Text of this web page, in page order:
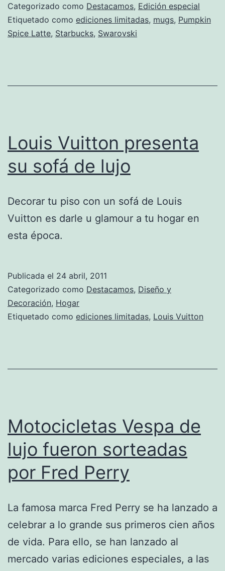
Categorizado como Destacamos, Edición especial
Etiquetado como ediciones limitadas, mugs, Pumpkin
Spice Latte, Starbucks, Swarovski
Louis Vuitton presenta
su sofá de lujo
Decorar tu piso con un sofá de Louis
Vuitton es darle u glamour a tu hogar en
esta época.
Publicada el 24 abril, 2011
Categorizado como Destacamos, Diseño y
Decoración, Hogar
Etiquetado como ediciones limitadas, Louis Vuitton
Motocicletas Vespa de
lujo fueron sorteadas
por Fred Perry
La famosa marca Fred Perry se ha lanzado a
celebrar a lo grande sus primeros cien años
de vida. Para ello, se han lanzado al
mercado varias ediciones especiales, a las